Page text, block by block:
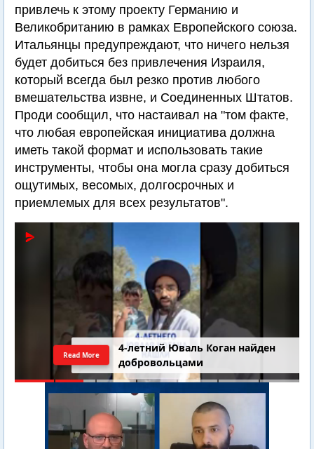
привлечь к этому проекту Германию и
Великобританию в рамках Европейского союза.
Итальянцы предупреждают, что ничего нельзя
будет добиться без привлечения Израиля,
который всегда был резко против любого
вмешательства извне, и Соединенных Штатов.
Проди сообщил, что настаивал на "том факте,
что любая европейская инициатива должна
иметь такой формат и использовать такие
инструменты, чтобы она могла сразу добиться
ощутимых, весомых, долгосрочных и
приемлемых для всех результатов".
4-летний Юваль Коган найден
добровольцами
Read More